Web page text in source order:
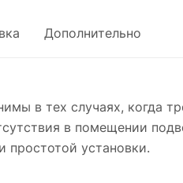
Дополнительно
в тех случаях, когда
в помещении
установки.